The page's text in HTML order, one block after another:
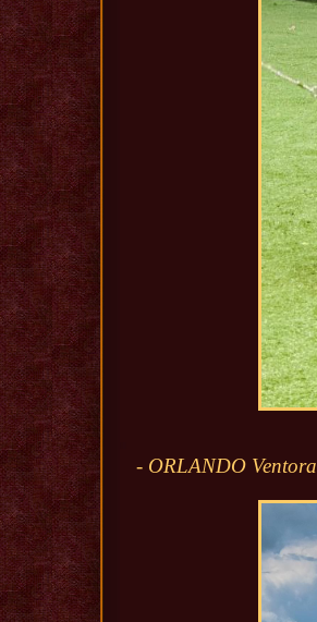
- ORLANDO Ventora